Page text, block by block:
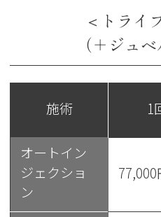
＜トライ
（＋ジュ
施術 1
オートイン
ジェクショ
ン
77,000